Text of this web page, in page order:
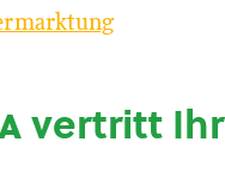
vertritt